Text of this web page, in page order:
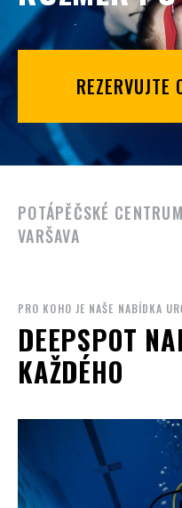
REZERVUJTE
POTÁPĚČSKÉ
VARŠAVA
PRO KOHO JE NAŠE NABÍDKA
DEEPSPOT
KAŽDÉHO